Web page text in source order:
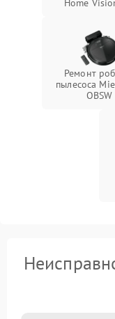
Home
Ремонт
пылесоса
OBSW